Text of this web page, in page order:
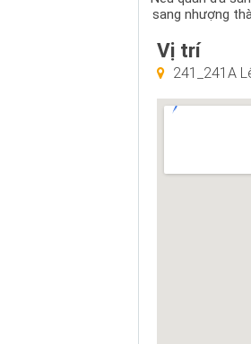
sang nhượng
Vị trí
241_241A